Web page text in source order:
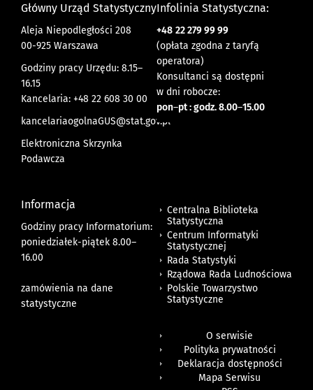
Główny Urząd Statystyczny
Aleja Niepodległości 208
00-925 Warszawa
Godziny pracy Urzędu: 8.15–
16.15
Kancelaria: +48 22 608 30 00
kancelariaogolnaGUS@stat.gov.pl
Elektroniczna Skrzynka
Podawcza
Infolinia Statystyczna:
+48 22 279 99 99
(opłata zgodna z taryfą
operatora)
Konsultanci są dostępni
w dni robocze:
pon–pt : godz. 8.00–15.00
Informacja
Godziny pracy Informatorium:
poniedziałek-piątek 8.00–
16.00
zamówienia na dane
statystyczne
Centralna Biblioteka
Statystyczna
Centrum Informatyki
Statystycznej
Rada Statystyki
Rządowa Rada Ludnościowa
Polskie Towarzystwo
Statystyczne
O serwisie
Polityka prywatności
Deklaracja dostępności
Mapa Serwisu